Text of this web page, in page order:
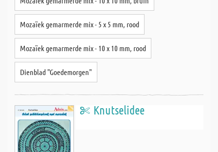
Mozaïek gemarmerde mix - 5 x 5 mm, rood
Mozaïek gemarmerde mix - 10 x 10 mm, rood
Dienblad "Goedemorgen"
Knutselidee